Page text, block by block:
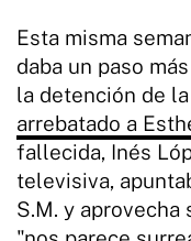
Esta misma
daba un paso
la detención de
arrebatado a
fallecida, Inés
televisiva,
S.M. y aprovecha